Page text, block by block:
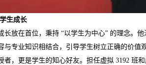
生成长
长放在首位，秉持 “以学生为中心” 的理念。
与专业知识相结合，引导学生树立正确的价值
者，更是学生的知心好友。担任虚拟 3192 班